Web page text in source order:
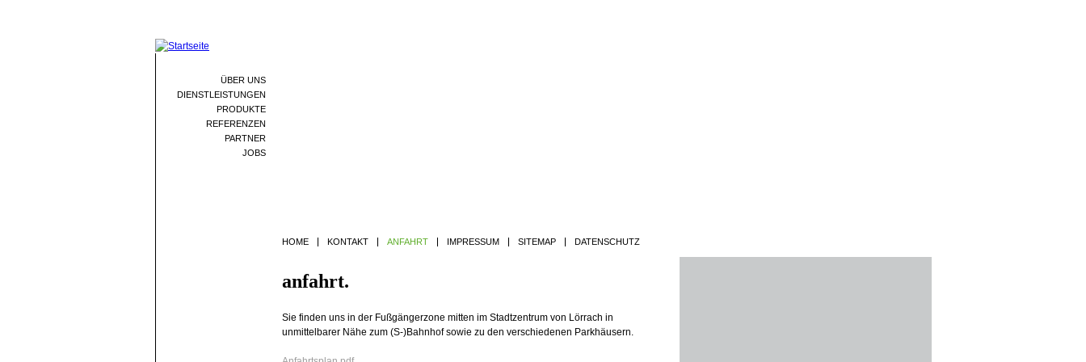
HOME KONTAKT ANFAHRT IMPRESSUM SITEMAP DATENSCHUTZ
anfahrt.
Sie finden uns in der Fußgängerzone mitten im Stadtzentrum von Lörrach in
unmittelbarer Nähe zum (S-)Bahnhof sowie zu den verschiedenen Parkhäusern.
ÜBER UNS
DIENSTLEISTUNGEN
PRODUKTE
REFERENZEN
PARTNER
JOBS